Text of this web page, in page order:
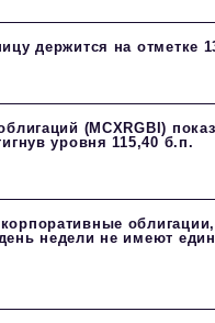
держится на отметке
(MCXRGBI)
уровня 115,40 б.п.
недели не имеют